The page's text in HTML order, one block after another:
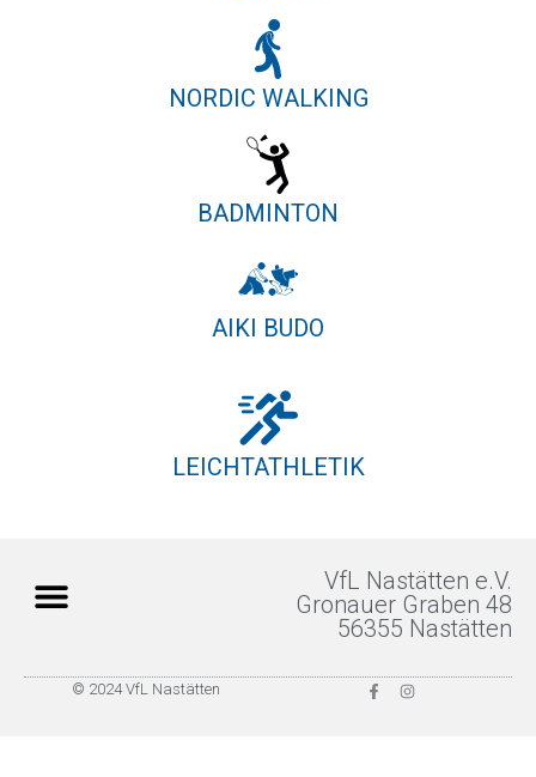
NORDIC WALKING
BADMINTON
AIKI BUDO
LEICHTATHLETIK
VfL Nastätten e.V.
Gronauer Graben 48
56355 Nastätten
© 2024 VfL Nastätten